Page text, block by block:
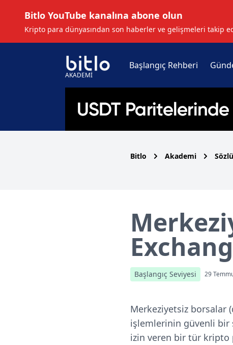
Bitlo YouTube kanalına abone olun
Kripto para dünyasından son haberler ve gelişmeleri takip
AKADEMİ
Başlangıç Rehberi
Bitlo Akademi
Başlangıç Seviyesi 29
Merkeziyetsiz borsalar
işlemlerinin güvenli bir
izin veren bir tür kripto